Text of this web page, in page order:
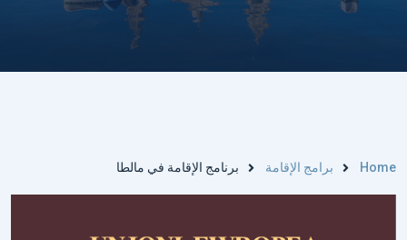
Home برامج الإقامة برنامج الإقامة في مالطا